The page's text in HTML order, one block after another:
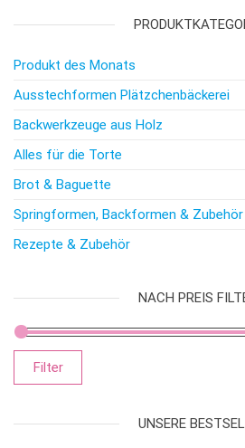
Produkt des Monats
Ausstechformen Plätzchenbäckerei
Backwerkzeuge aus Holz
Alles für die Torte
Brot & Baguette
Springformen, Backformen & Zubehör
Rezepte & Zubehör
NACH PREIS
Filter
UNSERE